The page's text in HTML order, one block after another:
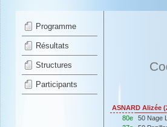
Programme
Résultats
Structures
Participants
ASNARD Alizée
80e
50 Nage